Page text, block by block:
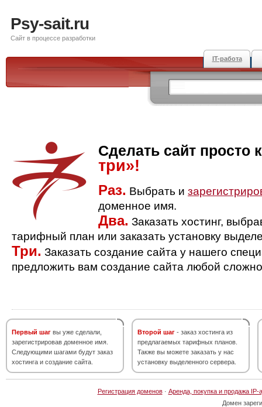
Psy-sait.ru
Сайт в процессе разработки
IT-работа
Сделать сайт просто
три»!
Раз. Выбрать и
доменное имя.
Два. Заказать хостинг,
тарифный план или заказать установку
Три. Заказать создание сайта у нашего
предложить вам создание сайта любой
Первый шаг вы уже сделали,
зарегистрировав доменное имя.
Следующими шагами будут заказ
хостинга и создание сайта.
Второй шаг - заказ хостинга из
предлагаемых тарифных планов.
Также вы можете заказать у нас
установку выделенного сервера.
Регистрация доменов· Аренда, покупка и продажа IP-
Домен